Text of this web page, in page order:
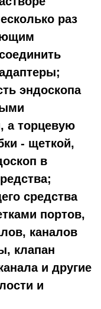
раз
эндоскопа
а торцевую
- щеткой,
в
средства
портов,
каналов
клапан
и другие
и